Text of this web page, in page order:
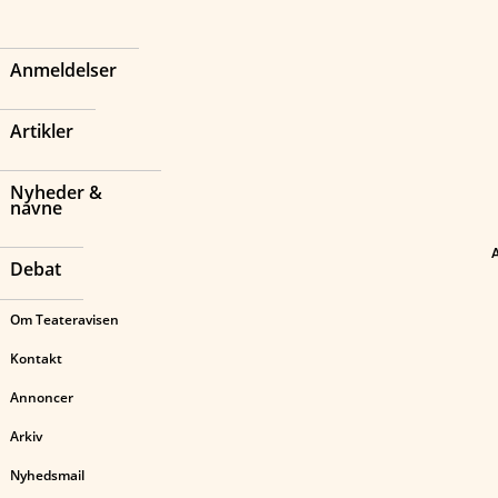
Anmeldelser
Artikler
Nyheder &
navne
Debat
Om Teateravisen
Kontakt
Annoncer
Arkiv
Nyhedsmail